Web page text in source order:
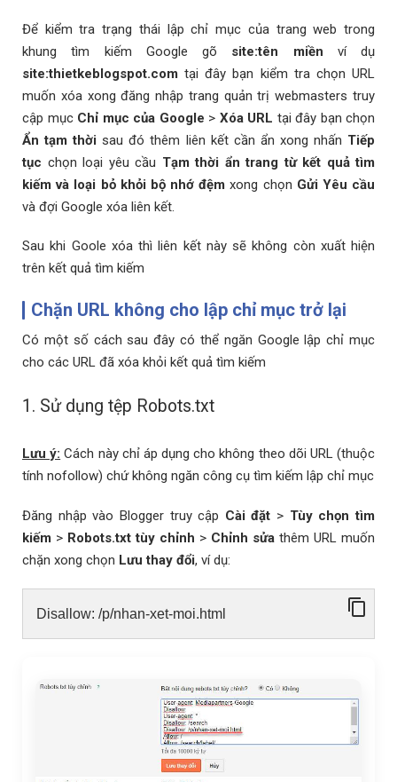
Để kiểm tra trạng thái lập chỉ mục của trang web trong
khung tìm kiếm Google gõ site:tên miền ví dụ
site:thietkeblogspot.com tại đây bạn kiểm tra chọn URL
muốn xóa xong đăng nhập trang quản trị webmasters truy
cập mục Chỉ mục của Google > Xóa URL tại đây bạn chọn
Ẩn tạm thời sau đó thêm liên kết cần ẩn xong nhấn Tiếp
tục chọn loại yêu cầu Tạm thời ẩn trang từ kết quả tìm
kiếm và loại bỏ khỏi bộ nhớ đệm xong chọn Gửi Yêu cầu
và đợi Google xóa liên kết.
Sau khi Goole xóa thì liên kết này sẽ không còn xuất hiện
trên kết quả tìm kiếm
Chặn URL không cho lập chỉ mục trở lại
Có một số cách sau đây có thể ngăn Google lập chỉ mục
cho các URL đã xóa khỏi kết quả tìm kiếm
1. Sử dụng tệp Robots.txt
Lưu ý: Cách này chỉ áp dụng cho không theo dõi URL (thuộc
tính nofollow) chứ không ngăn công cụ tìm kiếm lập chỉ mục
Đăng nhập vào Blogger truy cập Cài đặt > Tùy chọn tìm
kiếm > Robots.txt tùy chỉnh > Chỉnh sửa thêm URL muốn
chặn xong chọn Lưu thay đổi, ví dụ:
Disallow: /p/nhan-xet-moi.html